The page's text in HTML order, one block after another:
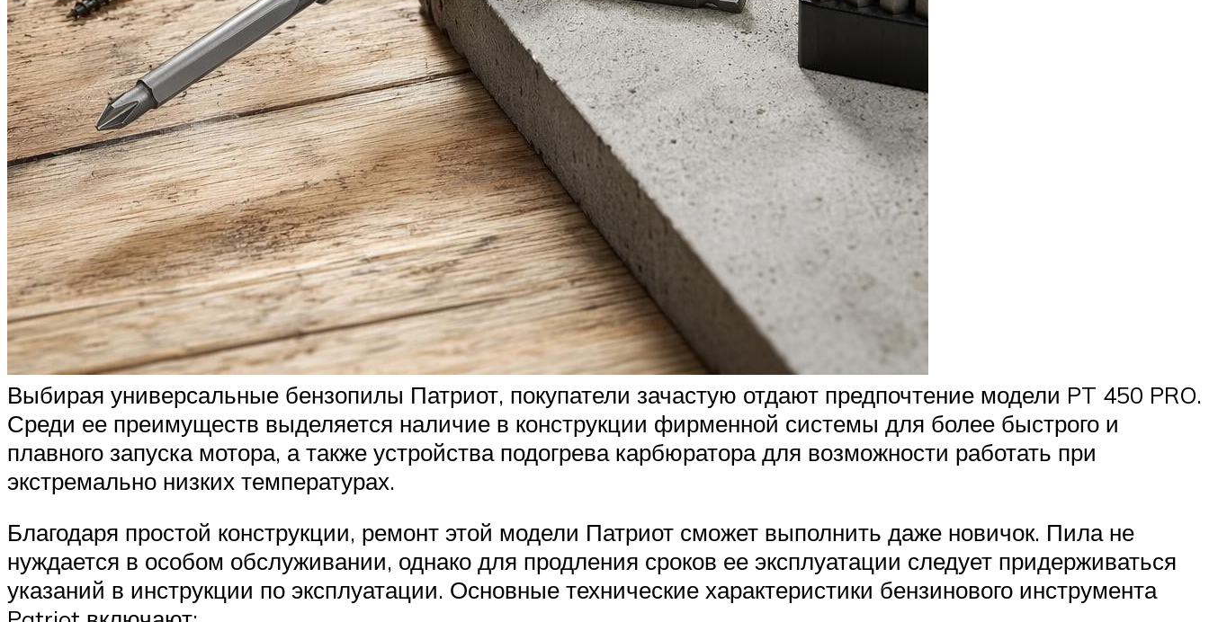
Выбирая универсальные бензопилы Патриот, покупатели зачастую отдают предпочтение модели PT 450 PRO.
Среди ее преимуществ выделяется наличие в конструкции фирменной системы для более быстрого и
плавного запуска мотора, а также устройства подогрева карбюратора для возможности работать при
экстремально низких температурах.
Благодаря простой конструкции, ремонт этой модели Патриот сможет выполнить даже новичок. Пила не
нуждается в особом обслуживании, однако для продления сроков ее эксплуатации следует придерживаться
указаний в инструкции по эксплуатации. Основные технические характеристики бензинового инструмента